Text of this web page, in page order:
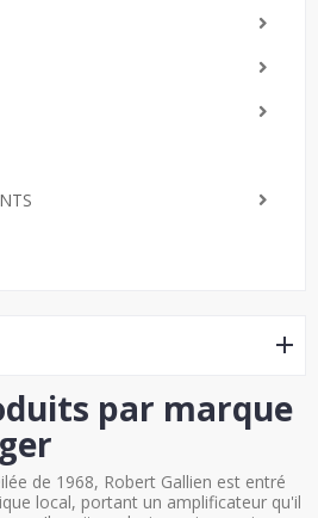
par marque
de 1968, Robert Gallien est entré
local, portant un amplificateur qu'il